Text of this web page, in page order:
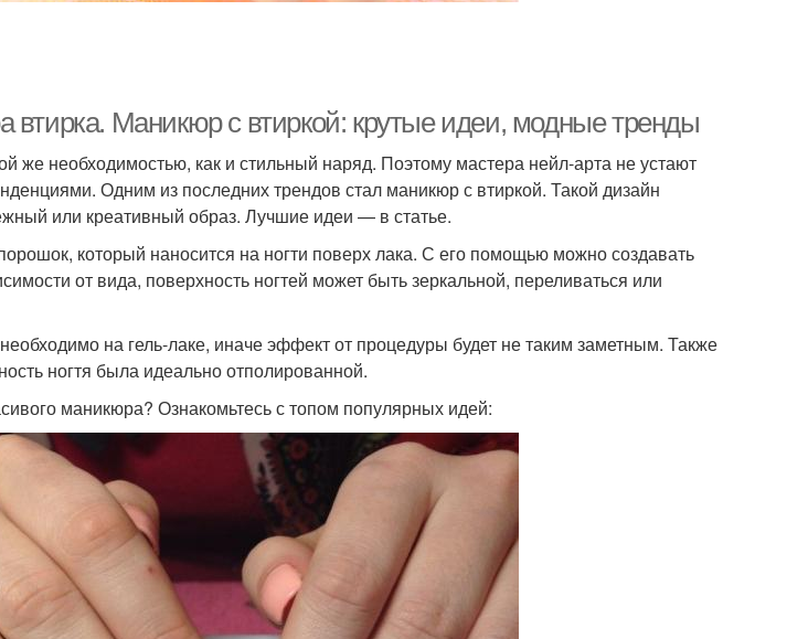
втирка. Маникюр с втиркой: крутые идеи, модные тренды
же необходимостью, как и стильный наряд. Поэтому мастера нейл-арта не устают
Одним из последних трендов стал маникюр с втиркой. Такой дизайн
или креативный образ. Лучшие идеи — в статье.
который наносится на ногти поверх лака. С его помощью можно создавать
от вида, поверхность ногтей может быть зеркальной, переливаться или
на гель-лаке, иначе эффект от процедуры будет не таким заметным. Также
ногтя была идеально отполированной.
маникюра? Ознакомьтесь с топом популярных идей: